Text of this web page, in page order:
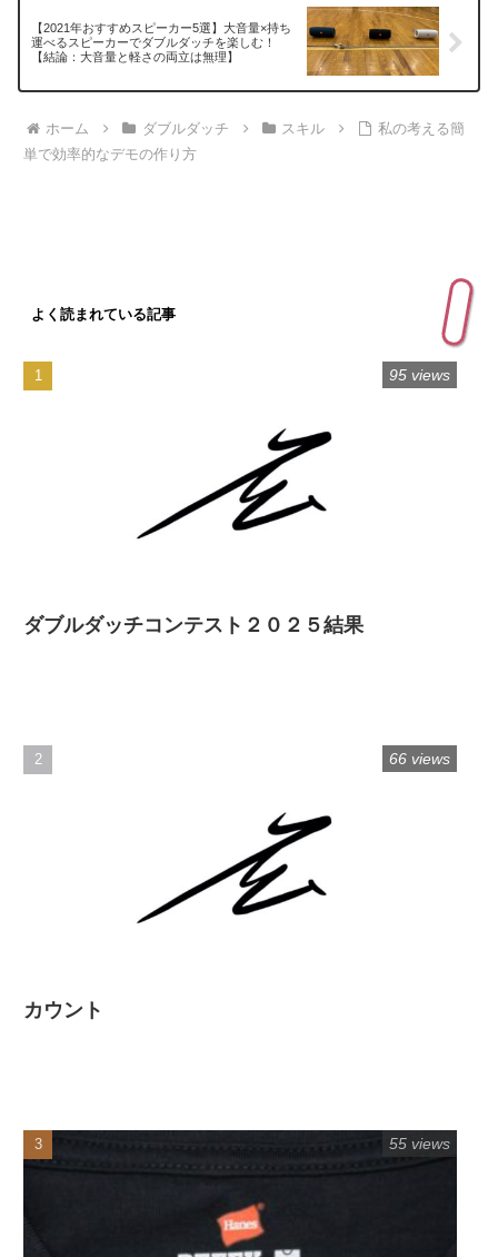
【2021年おすすめスピーカー5選】大音量×持ち
運べるスピーカーでダブルダッチを楽しむ！
【結論：大音量と軽さの両立は無理】
ホーム ダブルダッチ スキル
私の考える簡
単で効率的なデモの作り方
よく読まれている記事
ダブルダッチコンテスト２０２５結果
95 views
カウント
66 views
55 views